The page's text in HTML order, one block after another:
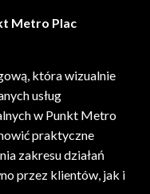
Metro Plac
która wizualnie
usług
w Punkt Metro
praktyczne
zakresu działań
przez klientów, jak i